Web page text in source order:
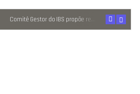
Comitê Gestor do IBS propõe reter metade de 2027